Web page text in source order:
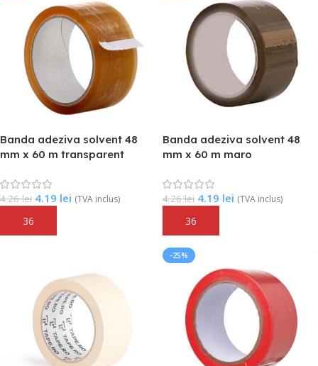
Banda adeziva solvent 48
mm x 60 m transparent
4.26lei 4.19 lei (TVA inclus)
Adaugă În Coș
Banda adeziva solvent 48
mm x 60 m maro
4.26lei 4.19 lei (TVA inclus)
Adaugă În Coș
-25%